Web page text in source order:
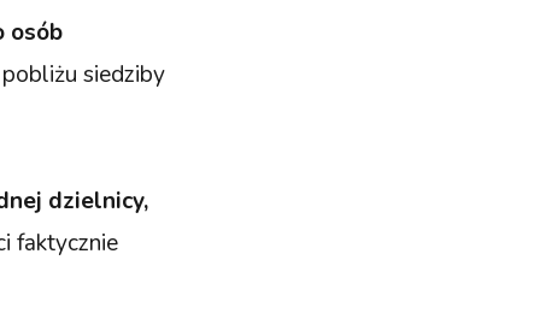
osób
siedziby
dzielnicy,
faktycznie